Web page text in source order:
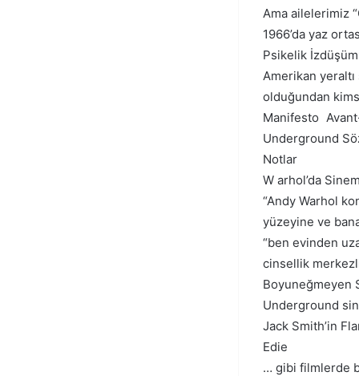
Ama ailelerimiz
1966’da yaz
Psikelik
Amerikan
olduğundan
Manifesto
Underground
Notlar
W arhol’da
“Andy Warhol
yüzeyine ve
“ben evinden
cinsellik
Boyuneğmeyen
Underground
Jack Smith’in
Edie
… gibi filmlerde